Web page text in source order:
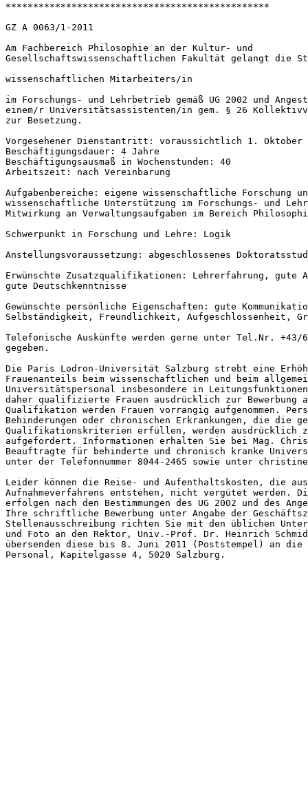
************************************************
GZ A 0063/1-2011
Am Fachbereich Philosophie an der Kultur- und
Gesellschaftswissenschaftlichen Fakultät gelangt die
wissenschaftlichen Mitarbeiters/in
im Forschungs- und Lehrbetrieb gemäß UG 2002 und
einem/r Universitätsassistenten/in gem. § 26
zur Besetzung.
Vorgesehener Dienstantritt: voraussichtlich 1. Oktober
Beschäftigungsdauer: 4 Jahre
Beschäftigungsausmaß in Wochenstunden: 40
Arbeitszeit: nach Vereinbarung
Aufgabenbereiche: eigene wissenschaftliche Forschung
wissenschaftliche Unterstützung im Forschungs- und
Mitwirkung an Verwaltungsaufgaben im Bereich
Schwerpunkt in Forschung und Lehre: Logik
Anstellungsvoraussetzung: abgeschlossenes
Erwünschte Zusatzqualifikationen: Lehrerfahrung, gute
gute Deutschkenntnisse
Gewünschte persönliche Eigenschaften: gute
Selbständigkeit, Freundlichkeit, Aufgeschlossenheit,
Telefonische Auskünfte werden gerne unter Tel.Nr. +43/
gegeben.
Die Paris Lodron-Universität Salzburg strebt eine
Frauenanteils beim wissenschaftlichen und beim
Universitätspersonal insbesondere in
daher qualifizierte Frauen ausdrücklich zur
Qualifikation werden Frauen vorrangig aufgenommen.
Behinderungen oder chronischen Erkrankungen, die die
Qualifikationskriterien erfüllen, werden ausdrücklich
aufgefordert. Informationen erhalten Sie bei Mag.
Beauftragte für behinderte und chronisch kranke
unter der Telefonnummer 8044-2465 sowie unter
Leider können die Reise- und Aufenthaltskosten, die
Aufnahmeverfahrens entstehen, nicht vergütet werden.
erfolgen nach den Bestimmungen des UG 2002 und des
Ihre schriftliche Bewerbung unter Angabe der
Stellenausschreibung richten Sie mit den üblichen
und Foto an den Rektor, Univ.-Prof. Dr. Heinrich
übersenden diese bis 8. Juni 2011 (Poststempel) an
Personal, Kapitelgasse 4, 5020 Salzburg.